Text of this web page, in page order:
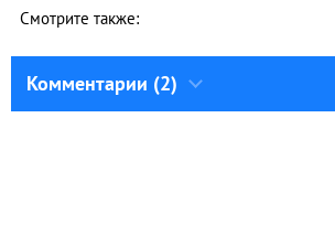
Смотрите также:
Комментарии (2)